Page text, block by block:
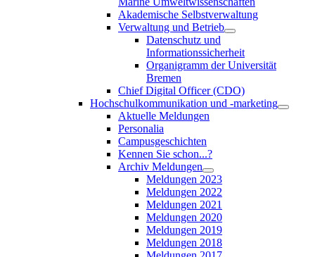
Akademische Selbstverwaltung
Verwaltung und Betrieb
Datenschutz und
Informationssicherheit
Organigramm der Universität
Bremen
Chief Digital Officer (CDO)
Hochschulkommunikation und -marketing
Aktuelle Meldungen
Personalia
Campusgeschichten
Kennen Sie schon...?
Archiv Meldungen
Meldungen 2023
Meldungen 2022
Meldungen 2021
Meldungen 2020
Meldungen 2019
Meldungen 2018